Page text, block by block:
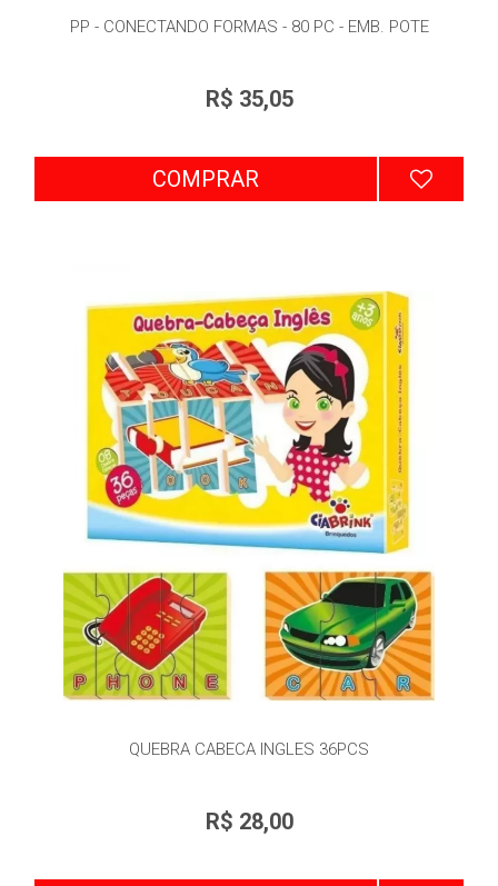
PP - CONECTANDO FORMAS - 80 PC - EMB. POTE
R$ 35,05
COMPRAR
QUEBRA CABECA INGLES 36PCS
R$ 28,00